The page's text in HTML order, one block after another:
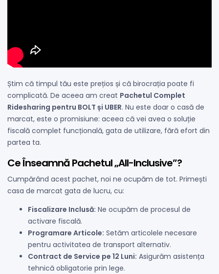
Știm că timpul tău este prețios și că birocrația poate fi
complicată. De aceea am creat Pachetul Complet
Ridesharing pentru BOLT și UBER. Nu este doar o casă de
marcat, este o promisiune: aceea că vei avea o soluție
fiscală complet funcțională, gata de utilizare, fără efort din
partea ta.
Ce Înseamnă Pachetul „All-Inclusive”?
Cumpărând acest pachet, noi ne ocupăm de tot. Primești
casa de marcat gata de lucru, cu:
Fiscalizare Inclusă: Ne ocupăm de procesul de
activare fiscală.
Programare Articole: Setăm articolele necesare
pentru activitatea de transport alternativ.
Contract de Service pe 12 Luni: Asigurăm asistența
tehnică obligatorie prin lege.